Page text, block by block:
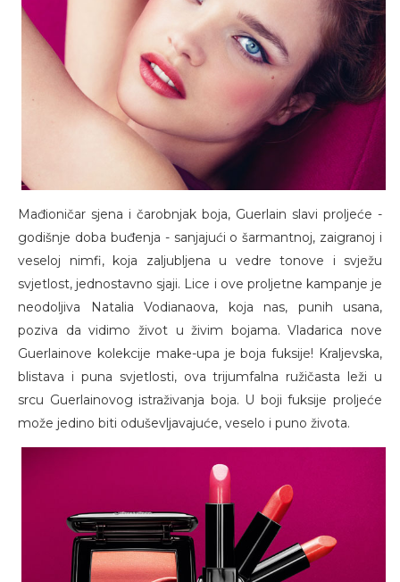
Mađioničar sjena i čarobnjak boja, Guerlain slavi proljeće -
godišnje doba buđenja - sanjajući o šarmantnoj, zaigranoj i
veseloj nimfi, koja zaljubljena u vedre tonove i svježu
svjetlost, jednostavno sjaji. Lice i ove proljetne kampanje je
neodoljiva Natalia Vodianaova, koja nas, punih usana,
poziva da vidimo život u živim bojama. Vladarica nove
Guerlainove kolekcije make-upa je boja fuksije! Kraljevska,
blistava i puna svjetlosti, ova trijumfalna ružičasta leži u
srcu Guerlainovog istraživanja boja. U boji fuksije proljeće
može jedino biti oduševljavajuće, veselo i puno života.